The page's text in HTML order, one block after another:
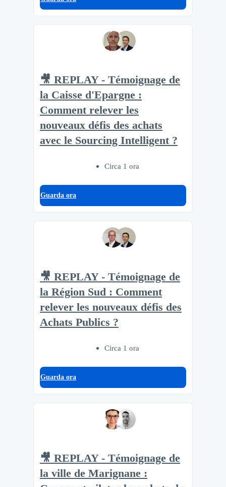
🎥 REPLAY - Témoignage de
la Caisse d'Epargne :
Comment relever les
nouveaux défis des achats
avec le Sourcing Intelligent ?
Circa 1 ora
Guarda ora
🎥 REPLAY - Témoignage de
la Région Sud : Comment
relever les nouveaux défis des
Achats Publics ?
Circa 1 ora
Guarda ora
🎥 REPLAY - Témoignage de
la ville de Marignane :